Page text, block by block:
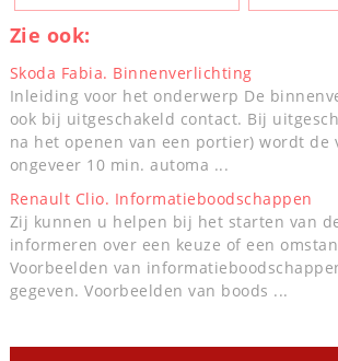
Zie ook:
Skoda Fabia. Binnenverlichting
Inleiding voor het onderwerp De
ook bij uitgeschakeld contact. Bij
na het openen van een portier) wordt de
ongeveer 10 min. automa ...
Renault Clio. Informatieboodschappen
Zij kunnen u helpen bij het starten van
informeren over een keuze of een
Voorbeelden van
gegeven. Voorbeelden van boods ...